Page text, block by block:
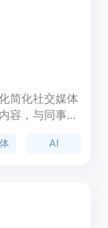
简化社交媒体
容，与同事进
AI